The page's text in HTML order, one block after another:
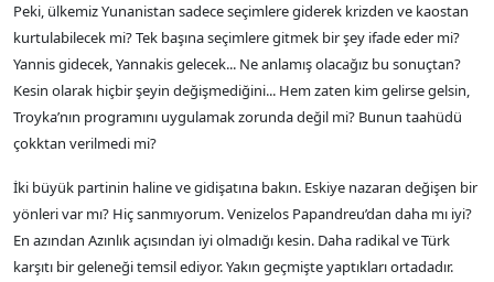
Peki, ülkemiz Yunanistan sadece seçimlere giderek krizden ve kaostan
kurtulabilecek mi? Tek başına seçimlere gitmek bir şey ifade eder mi?
Yannis gidecek, Yannakis gelecek... Ne anlamış olacağız bu sonuçtan?
Kesin olarak hiçbir şeyin değişmediğini... Hem zaten kim gelirse gelsin,
Troyka’nın programını uygulamak zorunda değil mi? Bunun taahüdü
çokktan verilmedi mi?
İki büyük partinin haline ve gidişatına bakın. Eskiye nazaran değişen bir
yönleri var mı? Hiç sanmıyorum. Venizelos Papandreu’dan daha mı iyi?
En azından Azınlık açısından iyi olmadığı kesin. Daha radikal ve Türk
karşıtı bir geleneği temsil ediyor. Yakın geçmişte yaptıkları ortadadır.